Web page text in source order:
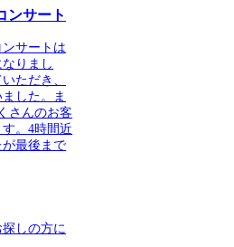
ンサート
サートは
りまし
ただき、
した。ま
さんのお客
。4時間近
最後まで
しの方に